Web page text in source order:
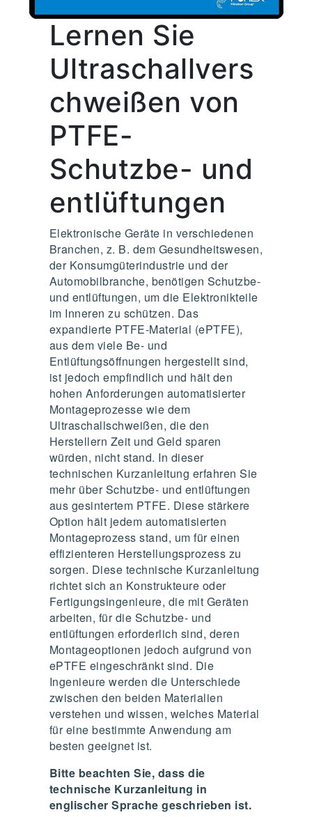
Lernen Sie
Ultraschallvers
chweißen von
PTFE-
Schutzbe- und
entlüftungen
Elektronische Geräte in verschiedenen
Branchen, z. B. dem Gesundheitswesen,
der Konsumgüterindustrie und der
Automobilbranche, benötigen Schutzbe-
und entlüftungen, um die Elektronikteile
im Inneren zu schützen. Das
expandierte PTFE-Material (ePTFE),
aus dem viele Be- und
Entlüftungsöffnungen hergestellt sind,
ist jedoch empfindlich und hält den
hohen Anforderungen automatisierter
Montageprozesse wie dem
Ultraschallschweißen, die den
Herstellern Zeit und Geld sparen
würden, nicht stand. In dieser
technischen Kurzanleitung erfahren Sie
mehr über Schutzbe- und entlüftungen
aus gesintertem PTFE. Diese stärkere
Option hält jedem automatisierten
Montageprozess stand, um für einen
effizienteren Herstellungsprozess zu
sorgen. Diese technische Kurzanleitung
richtet sich an Konstrukteure oder
Fertigungsingenieure, die mit Geräten
arbeiten, für die Schutzbe- und
entlüftungen erforderlich sind, deren
Montageoptionen jedoch aufgrund von
ePTFE eingeschränkt sind. Die
Ingenieure werden die Unterschiede
zwischen den beiden Materialien
verstehen und wissen, welches Material
für eine bestimmte Anwendung am
besten geeignet ist.
Bitte beachten Sie, dass die
technische Kurzanleitung in
englischer Sprache geschrieben ist.